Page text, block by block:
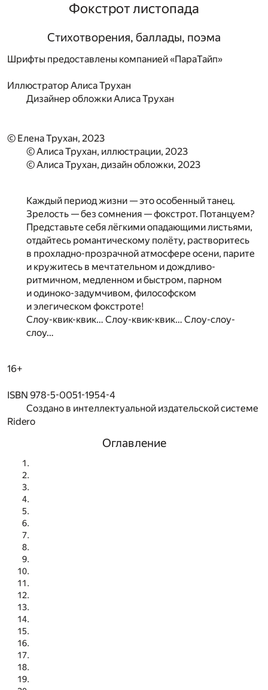
Фокстрот листопада
Стихотворения, баллады, поэма
Шрифты предоставлены компанией «ПараТайп»
Иллюстратор Алиса Трухан
Дизайнер обложкиАлиса Трухан
© Елена Трухан, 2023
© Алиса Трухан, иллюстрации, 2023
© Алиса Трухан, дизайн обложки, 2023
Каждый период жизни — это особенный танец.
Зрелость — без сомнения — фокстрот. Потанцуем?
Представьте себя лёгкими опадающими листьями,
отдайтесь романтическому полёту, растворитесь
в прохладно-прозрачной атмосфере осени, парите
и кружитесь в мечтательном и дождливо-
ритмичном, медленном и быстром, парном
и одиноко-задумчивом, философском
и элегическом фокстроте!
Слоу-квик-квик… Слоу-квик-квик… Слоу-слоу-
слоу…
16+
ISBN 978-5-0051-1954-4
Создано в интеллектуальной издательской системе
Ridero
Оглавление